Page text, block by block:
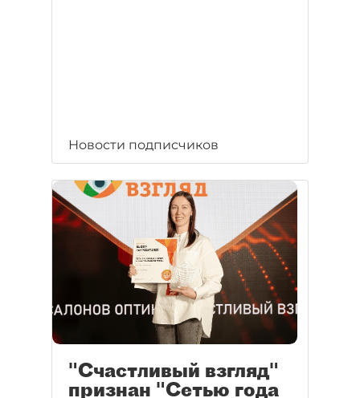
Новости подписчиков
"Счастливый взгляд"
признан "Сетью года